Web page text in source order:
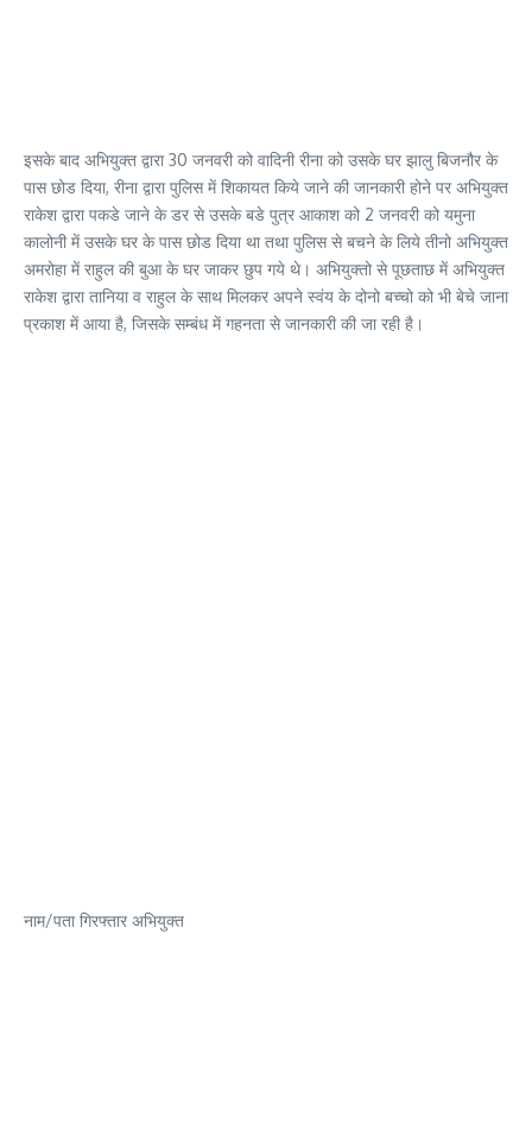
इसके बाद अभियुक्त द्वारा 30 जनवरी को वादिनी रीना को उसके घर झालु बिजनौर के
पास छोड दिया, रीना द्वारा पुलिस में शिकायत किये जाने की जानकारी होने पर अभियुक्त
राकेश द्वारा पकडे जाने के डर से उसके बडे पुत्र आकाश को 2 जनवरी को यमुना
कालोनी में उसके घर के पास छोड दिया था तथा पुलिस से बचने के लिये तीनो अभियुक्त
अमरोहा में राहुल की बुआ के घर जाकर छुप गये थे। अभियुक्तो से पूछताछ में अभियुक्त
राकेश द्वारा तानिया व राहुल के साथ मिलकर अपने स्वंय के दोनो बच्चो को भी बेचे जाना
प्रकाश में आया है, जिसके सम्बंध में गहनता से जानकारी की जा रही है।
नाम/पता गिरफ्तार अभियुक्त